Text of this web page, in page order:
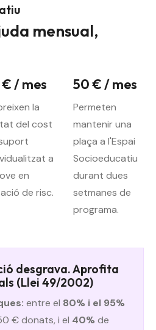
mensual,
/ mes
la
del cost
a
en
de risc.
50 € / mes
Permeten
mantenir una
plaça a l'Espai
Socioeducatiu
durant dues
setmanes de
programa.
desgrava. Aprofita
(Llei 49/2002)
entre el 80% i el 95%
€ donats, i el 40% de